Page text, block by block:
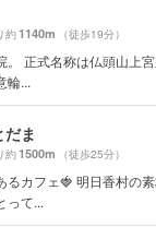
約1140m （徒歩19分）
。 正式名称は仏頭山上
輪...
ま
約1500m （徒歩25分）
るカフェ🍓 明日香村の
って...